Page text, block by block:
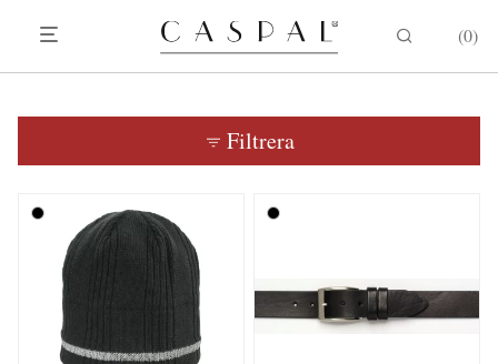
0
Filtrera